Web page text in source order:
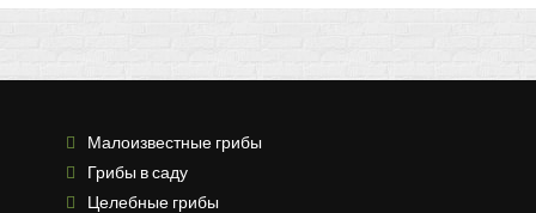
Малоизвестные грибы
Грибы в саду
Целебные грибы